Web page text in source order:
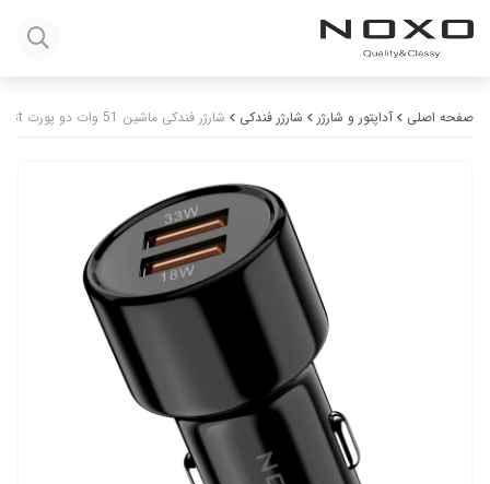
صفحه اصلی آداپتور و شارژر شارژر فندکی شارژر فندکی ماشین 51 وات دو پورت Super Fast نوکسو مدل CCN-1